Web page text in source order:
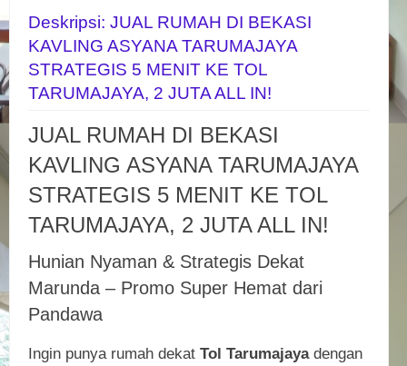
Deskripsi: JUAL RUMAH DI BEKASI
KAVLING ASYANA TARUMAJAYA
STRATEGIS 5 MENIT KE TOL
TARUMAJAYA, 2 JUTA ALL IN!
JUAL RUMAH DI BEKASI
KAVLING ASYANA TARUMAJAYA
STRATEGIS 5 MENIT KE TOL
TARUMAJAYA, 2 JUTA ALL IN!
Hunian Nyaman & Strategis Dekat
Marunda – Promo Super Hemat dari
Pandawa
Ingin punya rumah dekat Tol Tarumajayadengan